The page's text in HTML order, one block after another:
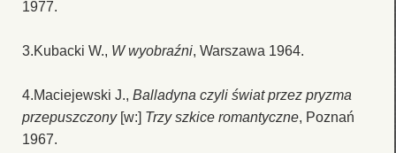
1977.
3.Kubacki W., W wyobraźni, Warszawa 1964.
4.Maciejewski J., Balladyna czyli świat przez pryzma
przepuszczony[w:] Trzy szkice romantyczne, Poznań
1967.